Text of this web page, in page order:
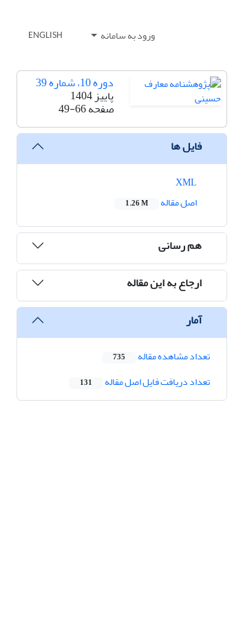
ورود به سامانه ENGLISH
دوره 10، شماره 39
پاییز 1404
صفحه49-66
فایل ها
اصل مقاله
1.26 M
هم رسانی
ارجاع به این مقاله
آمار
تعداد مشاهده مقاله 735
تعداد دریافت فایل اصل مقاله 131